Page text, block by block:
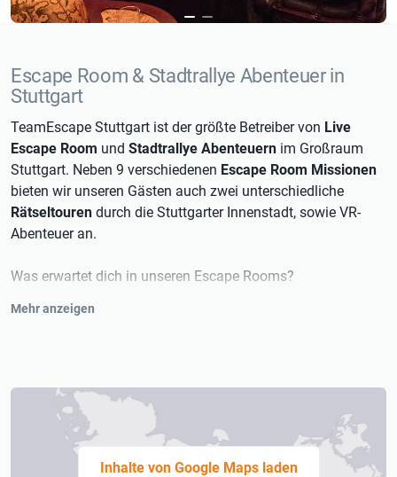
Escape Room & Stadtrallye Abenteuer in
Stuttgart
TeamEscape Stuttgart ist der größte Betreiber von Live
Escape Room und Stadtrallye Abenteuern im Großraum
Stuttgart. Neben 9 verschiedenen Escape Room Missionen
bieten wir unseren Gästen auch zwei unterschiedliche
Rätseltouren durch die Stuttgarter Innenstadt, sowie VR-
Abenteuer an.
Was erwartet dich in unseren Escape Rooms?
Ticktack, ticktack – die Zeit läuft. Du und deine
versteckten
Hinweisezu finden, die
die Rätsel zu lösen, werdet ihr eure Mission erfolgreich
meistern. Also bloß keine Zeit verlieren!
Mehr anzeigen
Inhalte von Google Maps laden